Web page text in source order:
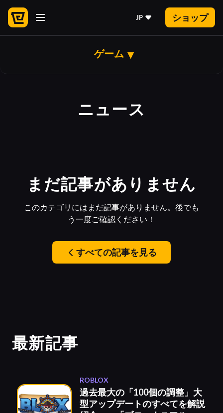
JP ショップ
ゲーム
ニュース
まだ記事がありません
このカテゴリにはまだ記事がありません。後でも
う一度ご確認ください！
すべての記事を見る
最新記事
ROBLOX
過去最大の「100個の調整」大
型アップデートのすべてを解説